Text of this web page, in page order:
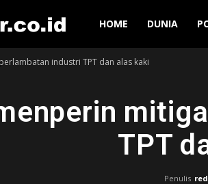
Manuver
HOME DUNIA
industri TPT dan alas kaki
TPT
Penulis